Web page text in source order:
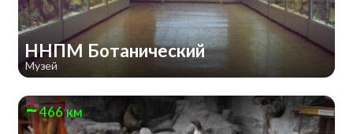
ННПМ Ботанический
Музей
466 км